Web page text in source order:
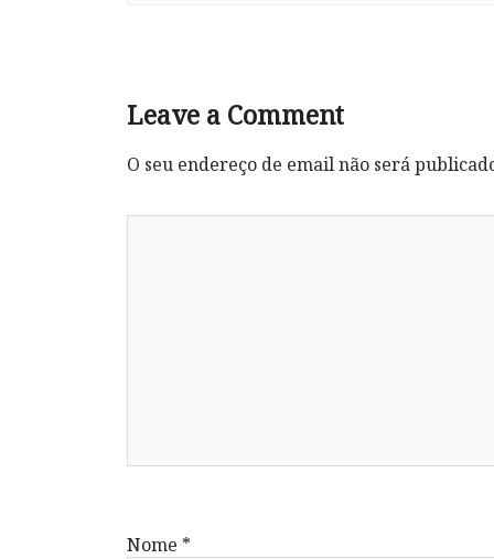
Leave a Comment
O seu endereço de email não será
Nome *